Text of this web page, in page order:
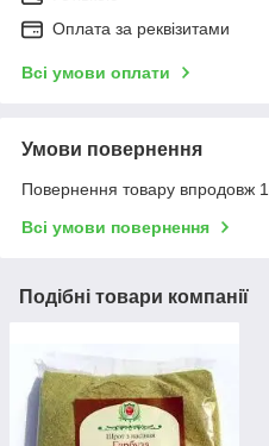
Оплата за реквізитами
Всі умови оплати
Умови повернення
Повернення товару впродовж
Всі умови повернення
Подібні товари компанії